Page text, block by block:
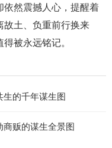
依然震撼人心，提醒着
故土、负重前行换来
被永远铭记。
生的千年谋生图
商贩的谋生全景图